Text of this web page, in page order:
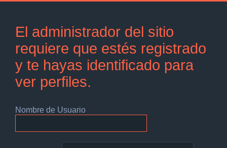
El administrador del sitio
requiere que estés registrado
y te hayas identificado para
ver perfiles.
Nombre de Usuario